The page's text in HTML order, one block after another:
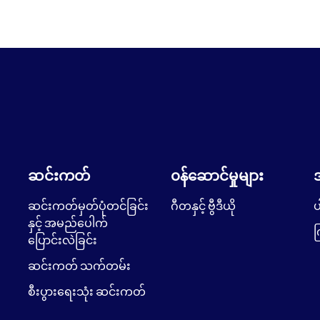
ဆင်းကတ်
ဆင်းကတ်မှတ်ပုံတင်ခြင်း
နှင့် အမည်ပေါက်
ပြောင်းလဲခြင်း
ဆင်းကတ် သက်တမ်း
စီးပွားရေးသုံး ဆင်းကတ်
၀န်ဆောင်မှုများ
ဂီတနှင့် ဗွီဒီယို